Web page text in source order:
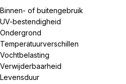
Binnen- of buitengebruik
UV-bestendigheid
Ondergrond
Temperatuurverschillen
Vochtbelasting
Verwijderbaarheid
Levensduur